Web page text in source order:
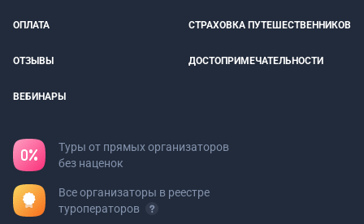
ОПЛАТА СТРАХОВКА ПУТЕШЕСТВЕННИКОВ
ОТЗЫВЫ ДОСТОПРИМЕЧАТЕЛЬНОСТИ
ВЕБИНАРЫ
Туры от прямых организаторов
без наценок
Все организаторы в реестре
туроператоров